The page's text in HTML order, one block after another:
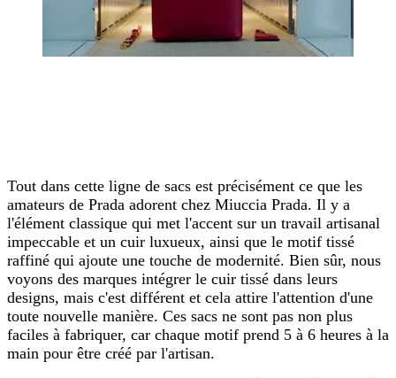
Tout dans cette ligne de sacs est précisément ce que les
amateurs de Prada adorent chez Miuccia Prada. Il y a
l'élément classique qui met l'accent sur un travail artisanal
impeccable et un cuir luxueux, ainsi que le motif tissé
raffiné qui ajoute une touche de modernité. Bien sûr, nous
voyons des marques intégrer le cuir tissé dans leurs
designs, mais c'est différent et cela attire l'attention d'une
toute nouvelle manière. Ces sacs ne sont pas non plus
faciles à fabriquer, car chaque motif prend 5 à 6 heures à la
main pour être créé par l'artisan.